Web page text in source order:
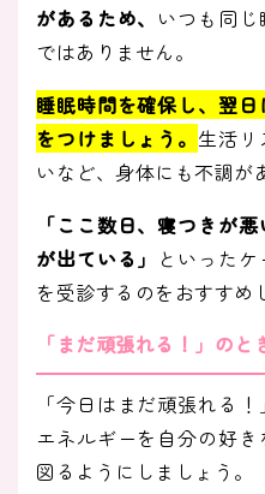
があるため、 いつも同
ではありません。
睡眠時間を確保し、翌
をつけましょう。 生活リ
いなど、身体にも不調が
「ここ数日、寝つきが
が出ている」 といった
を受診するのをおすすめ
「まだ頑張れる！」の
「今日はまだ頑張れる
エネルギーを自分の好
図るようにしましょう。